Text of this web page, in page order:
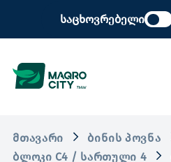
საცხოვრებელი
ᲛᲗᲐᲕᲐᲠᲘ ᲑᲘᲜᲘᲡ ᲞᲝᲕᲜᲐ
ᲑᲚᲝᲙᲘ C4 / ᲡᲐᲠᲗᲣᲚᲘ 4